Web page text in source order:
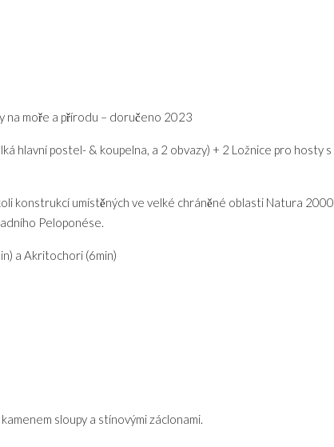
na moře a přírodu – doručeno 2023
hlavní postel- & koupelna, a 2 obvazy) + 2 Ložnice pro hosty s
konstrukcí umístěných ve velké chráněné oblasti Natura 2000
Peloponése.
a Akritochori (6min)
sloupy a stínovými záclonami.